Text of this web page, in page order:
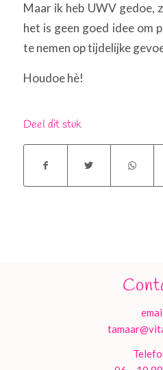
Maar ik heb UWV gedoe,
het is geen goed idee om
te nemen op tijdelijke
Houdoe hè!
Deel dit stuk